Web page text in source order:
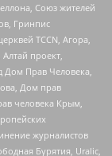
Союз жителей
Гринпис
TCCN, Агора,
проект,
Прав Человека,
Дом прав
человека Крым,
журналистов
Бурятия, Uralic,